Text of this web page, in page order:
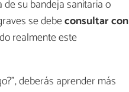
su bandeja sanitaria o
se debeconsultar con
realmente este
deberás aprender más